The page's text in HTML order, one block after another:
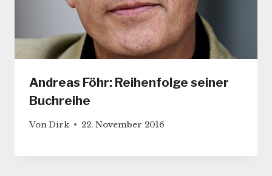
Andreas Föhr: Reihenfolge seiner
Buchreihe
VonDirk 22. November 2016